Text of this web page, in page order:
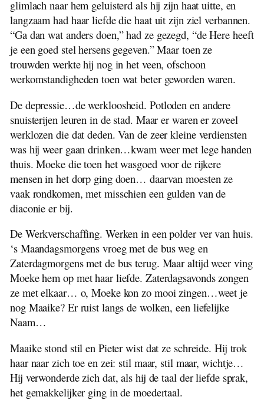
glimlach naar hem geluisterd als hij zijn haat uitte, en
langzaam had haar liefde die haat uit zijn ziel verbannen.
“Ga dan wat anders doen,” had ze gezegd, “de Here heeft
je een goed stel hersens gegeven.” Maar toen ze
trouwden werkte hij nog in het veen, ofschoon
werkomstandigheden toen wat beter geworden waren.
De depressie…de werkloosheid. Potloden en andere
snuisterijen leuren in de stad. Maar er waren er zoveel
werklozen die dat deden. Van de zeer kleine verdiensten
was hij weer gaan drinken…kwam weer met lege handen
thuis. Moeke die toen het wasgoed voor de rijkere
mensen in het dorp ging doen… daarvan moesten ze
vaak rondkomen, met misschien een gulden van de
diaconie er bij.
De Werkverschaffing. Werken in een polder ver van huis.
‘s Maandagsmorgens vroeg met de bus weg en
Zaterdagmorgens met de bus terug. Maar altijd weer ving
Moeke hem op met haar liefde. Zaterdagsavonds zongen
ze met elkaar… o, Moeke kon zo mooi zingen…weet je
nog Maaike? Er ruist langs de wolken, een liefelijke
Naam…
Maaike stond stil en Pieter wist dat ze schreide. Hij trok
haar naar zich toe en zei: stil maar, stil maar, wichtje…
Hij verwonderde zich dat, als hij de taal der liefde sprak,
het gemakkelijker ging in de moedertaal.